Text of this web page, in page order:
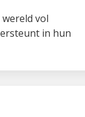
vol
in hun